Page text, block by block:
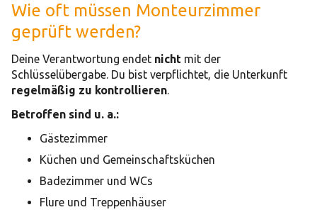
Wie oft müssen Monteurzimmer
geprüft werden?
Deine Verantwortung endet nicht mit der
Schlüsselübergabe. Du bist verpflichtet, die Unterkunft
regelmäßig zu kontrollieren.
Betroffen sind u. a.:
Gästezimmer
Küchen und Gemeinschaftsküchen
Badezimmer und WCs
Flure und Treppenhäuser